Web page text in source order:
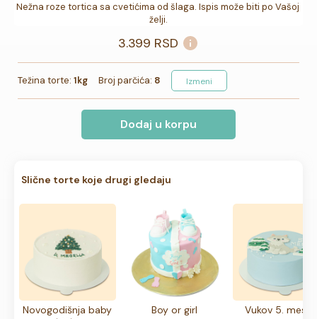
Nežna roze tortica sa cvetićima od šlaga. Ispis može biti po Vašoj
želji.
3.399 RSD
Težina torte: 1kg Broj parčića: 8 Izmeni
Dodaj u korpu
Slične torte koje drugi gledaju
Novogodišnja baby
Boy or girl Vukov 5. mesec